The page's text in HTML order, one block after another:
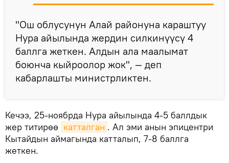
"Ош облусунун Алай районуна караштуу
Нура айылында жердин силкинүүсү 4
баллга жеткен. Алдын ала маалымат
боюнча кыйроолор жок", — деп
кабарлашты министрликтен.
Кечээ, 25-ноябрда Нура айылында 4-5 баллдык
жер титирөө катталган . Ал эми анын эпицентри
Кытайдын аймагында катталып, 7-8 баллга
жеткен.